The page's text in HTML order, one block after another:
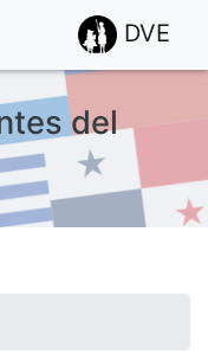
DVE
del